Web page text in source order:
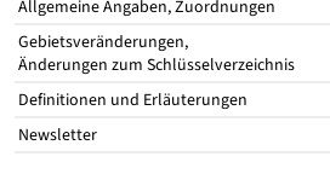
Allgemeine Angaben, Zuordnungen
Gebietsveränderungen,
Änderungen zum Schlüsselverzeichnis
Definitionen und Erläuterungen
Newsletter